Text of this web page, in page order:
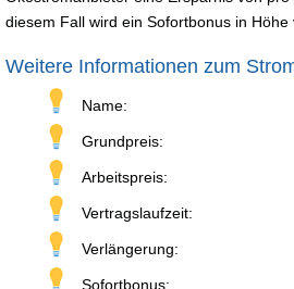
diesem Fall wird ein Sofortbonus in Höhe
Weitere Informationen zum
Name:
Grundpreis:
Arbeitspreis:
Vertragslaufzeit:
Verlängerung:
Sofortbonus: